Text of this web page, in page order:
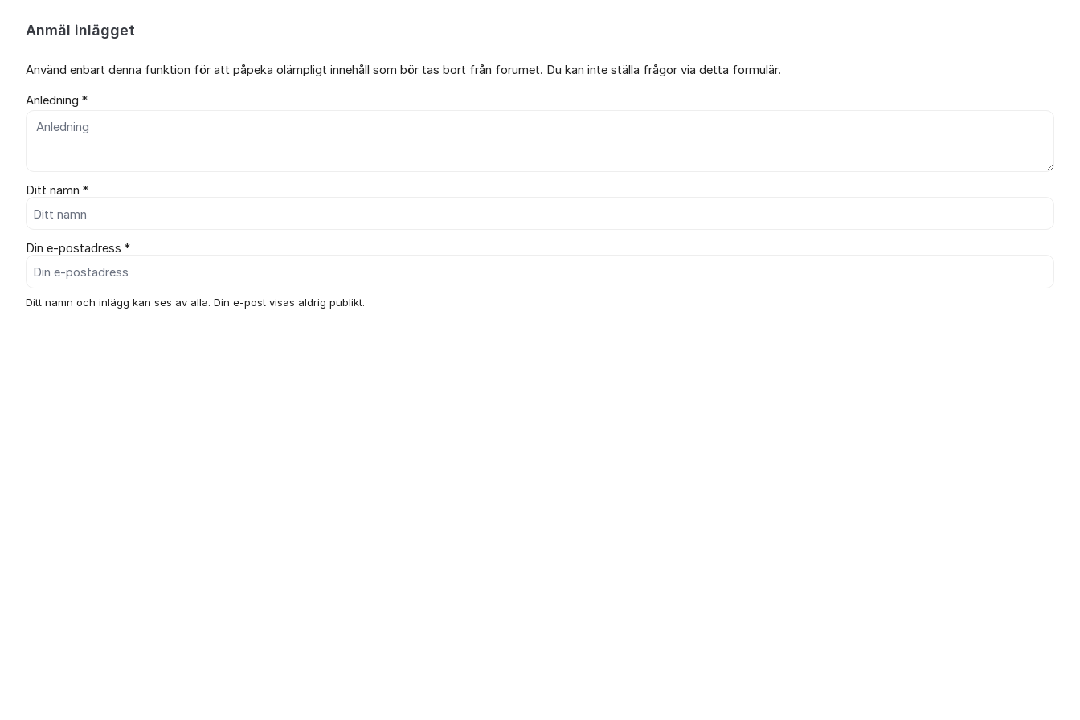
Anmäl inlägget
Använd enbart denna funktion för att påpeka olämpligt innehåll som bör tas bort från forumet. Du kan inte ställa frågor via detta formulär.
Anledning *
Ditt namn *
Din e-postadress *
Ditt namn och inlägg kan ses av alla. Din e-post visas aldrig publikt.